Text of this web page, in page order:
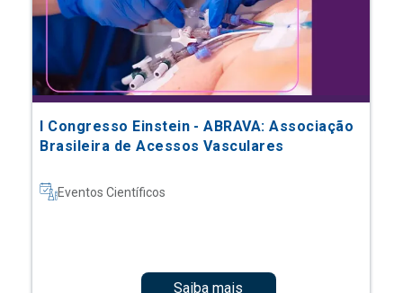
I Congresso Einstein - ABRAVA: Associação
Brasileira de Acessos Vasculares
Eventos Científicos
Saiba mais